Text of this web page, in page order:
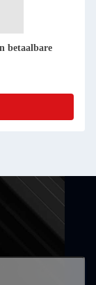
Fast
snelle en